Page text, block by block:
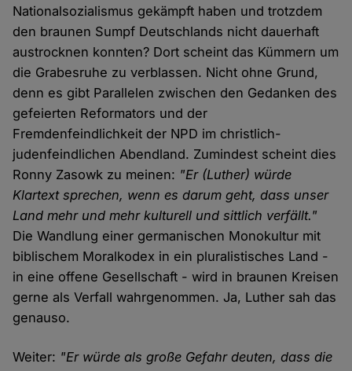
Nationalsozialismus gekämpft haben und trotzdem
den braunen Sumpf Deutschlands nicht dauerhaft
austrocknen konnten? Dort scheint das Kümmern um
die Grabesruhe zu verblassen. Nicht ohne Grund,
denn es gibt Parallelen zwischen den Gedanken des
gefeierten Reformators und der
Fremdenfeindlichkeit der NPD im christlich-
judenfeindlichen Abendland. Zumindest scheint dies
Ronny Zasowk zu meinen: "Er (Luther) würde
Klartext sprechen, wenn es darum geht, dass unser
Land mehr und mehr kulturell und sittlich verfällt."
Die Wandlung einer germanischen Monokultur mit
biblischem Moralkodex in ein pluralistisches Land -
in eine offene Gesellschaft - wird in braunen Kreisen
gerne als Verfall wahrgenommen. Ja, Luther sah das
genauso.
Weiter: "Er würde als große Gefahr deuten, dass die